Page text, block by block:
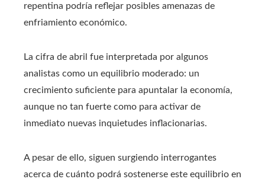
repentina podría reflejar posibles amenazas de
enfriamiento económico.
La cifra de abril fue interpretada por algunos
analistas como un equilibrio moderado: un
crecimiento suficiente para apuntalar la economía,
aunque no tan fuerte como para activar de
inmediato nuevas inquietudes inflacionarias.
A pesar de ello, siguen surgiendo interrogantes
acerca de cuánto podrá sostenerse este equilibrio en